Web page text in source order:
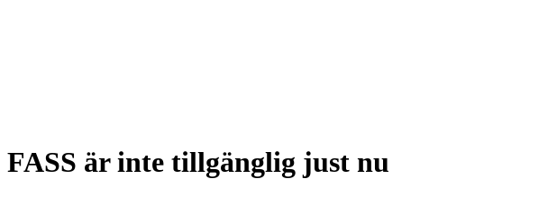
FASS är inte tillgänglig just nu